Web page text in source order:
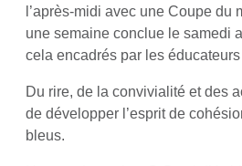
l’après-midi avec une Coupe du
une semaine conclue le samedi
cela encadrés par les
Du rire, de la convivialité et des
de développer l’esprit de
bleus.